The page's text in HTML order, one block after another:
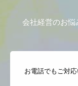
会社経営のお悩
お電話でもご対